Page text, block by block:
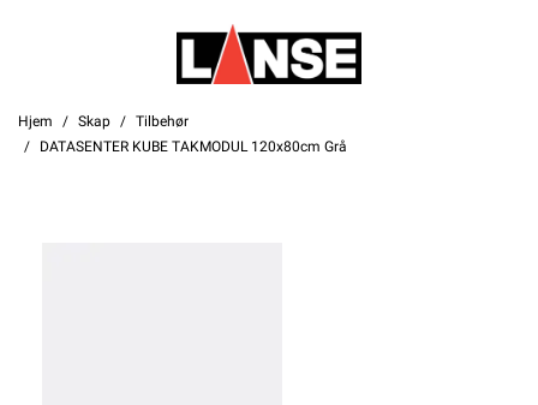
Hjem Skap
Tilbehør
DATASENTER KUBE TAKMODUL 120x80cm Grå